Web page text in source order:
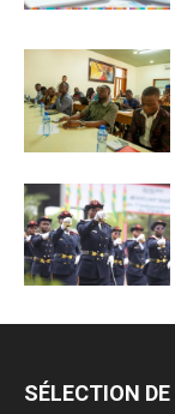
SÉLECTION